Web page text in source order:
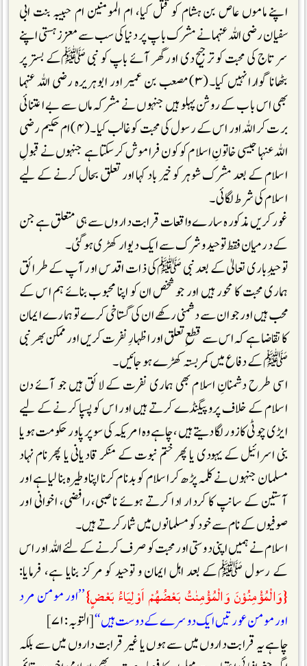
اپنے ماموں عاص بن ہشام کو قتل کیا، ام المومنین ام حبیبہ بنت ابی
سفیان رضی اللہ عنہما نے مشرک باپ پر دنیا کی سب سے معزز ہستی اپنے
سر تاج کی محبت کو ترجیح دی اور گھر آئے باپ کو نبی ﷺکے بستر پر
بٹھانا گوارا نہیں کیا۔(۳) مصعب بن عمیر اور ابوہریرہ رضی اللہ عنہما
بھی اس باب کے روشن پہلو ہیں جنہوں نے مشرکہ ماں سے بے اعتنائی
برت کر اللہ اور اس کے رسول کی محبت کو غالب کیا۔(۴) ام حکیم رضی
اللہ عنہا جیسی خاتونِ اسلام کو کون فراموش کرسکتا ہے جنہوں نے قبولِ
اسلام کے بعد مشرک شوہر کو خیر باد کہا اور تعلق بحال کرنے کے لیے
اسلام کی شرط لگائی۔
غور کریں مذکورہ سارے واقعات قرابت داروں سے ہی متعلق ہے جن
کے درمیان فقط توحید و شرک سے ایک دیوار کھڑی ہوگئی۔
توحیدِ باری تعالیٰ کے بعد نبی ﷺکی ذات اقدس اور آپ کے طرائق
ہماری محبت کا محور ہیں اور جو شخص ان کو اپنا محبوب بنائے ہم اس کے
محب ہیں اور جو ان سے دشمنی رکھے ان کی گستاخی کرے تو ہمارے ایمان
کا تقاضا ہے کہ اس سے قطعِ تعلق اور اظہارِ نفرت کریں اور ممکن بھر نبی
ﷺ کے دفاع میں کمر بستہ کھڑے ہو جائیں۔
اسی طرح دشمنانِ اسلام بھی ہماری نفرت کے لائق ہیں جو آئے دن
اسلام کے خلاف پروپیگنڈے کرتے ہیں اور اس کو پسپا کرنے کے لیے
ایڑی چوٹی کا زور لگا دیتے ہیں، چاہے وہ امریکہ کی سوپر پاور حکومت ہو یا
بنی اسرائیل کے یہودی یا پھر ختم نبوت کے منکر قادیانی یا پھر نام نہاد
مسلمان جنہوں نے کلمہ پڑھ کر اسلام کو بدنام کرنا اپنا وطیرہ بنا لیا ہے اور
آستین کے سانپ کا کردار ادا کرتے ہوئے ناصبی، رافضی، اخوانی اور
صوفیوں کے نام سے خود کو مسلمانوں میں شمار کرتے ہیں۔
اسلام نے ہمیں اپنی دوستی اور محبت کو صرف کرنے کے لئے اللہ اور اس
کے رسول ﷺکے بعد اہل ایمان و توحید کو مرکز بنایا ہے، فرمایا:
{وَالْمُؤْمِنُوْنَ وَالْمُؤْمِنٰتُ بَعْضُهُمْ اَوْلِيَاءُ بَعْضٍ}’’اور مومن مرد
اور مومن عورتیں ایک دوسرے کے دوست ہیں‘‘[التوبہ :۷۱]
چاہے یہ قرابت داروں میں سے ہوں یا غیر قرابت داروں میں سے بلکہ